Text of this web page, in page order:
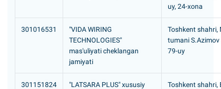
uy, 24-хоna
301016531
"VIDA WIRING
TECHNOLOGIES"
mas'uliyati cheklangan
jamiyati
Toshkent shahri,
tumani S.Azimov
79-uy
301151824
"LATSARA PLUS" xususiy
Toshkent shahri,